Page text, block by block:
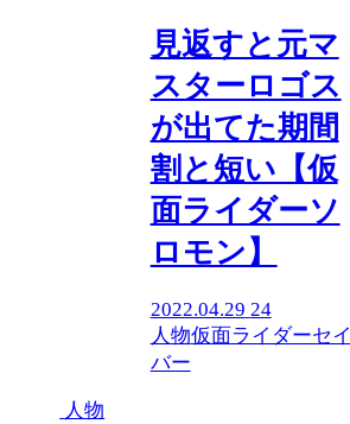
見返すと元マ
スターロゴス
が出てた期間
割と短い【仮
面ライダーソ
ロモン】
2022.04.29 24
人物仮面ライダーセイ
バー
人物